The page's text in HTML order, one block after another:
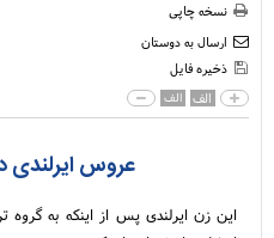
نسخه چاپی
ارسال به دوستان
ذخیره فایل
الف الف
عروس
این زن ایرلندی پس از اینکه به گروه